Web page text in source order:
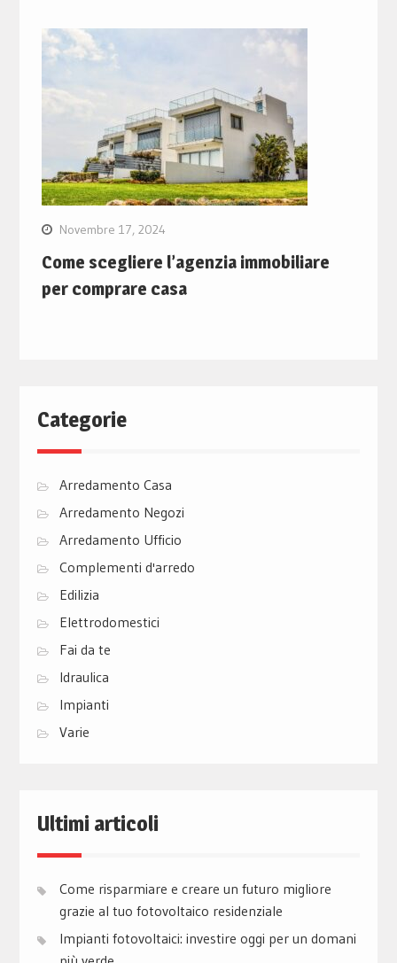
Novembre 17, 2024
Come scegliere l’agenzia immobiliare
per comprare casa
Categorie
Arredamento Casa
Arredamento Negozi
Arredamento Ufficio
Complementi d'arredo
Edilizia
Elettrodomestici
Fai da te
Idraulica
Impianti
Varie
Ultimi articoli
Come risparmiare e creare un futuro migliore
grazie al tuo fotovoltaico residenziale
Impianti fotovoltaici: investire oggi per un domani